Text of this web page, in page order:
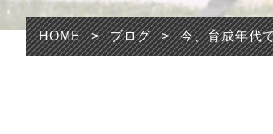
HOME > ブログ > 今、育成年代